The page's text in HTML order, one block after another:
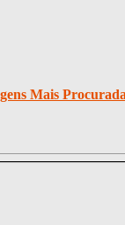
Mais